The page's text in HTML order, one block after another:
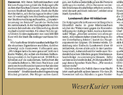
WeserKurier